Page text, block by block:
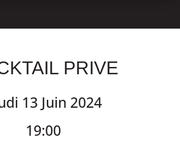
PRIVE
13 Juin 2024
19:00